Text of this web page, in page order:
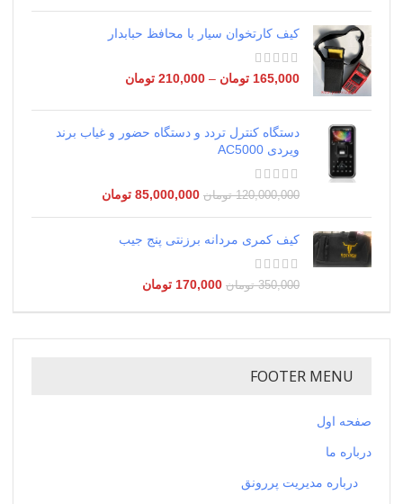
کیف کارتخوان سیار با محافظ حبابدار
165,000 تومان –
210,000 تومان
دستگاه کنترل تردد و دستگاه حضور و غیاب برند
ویردی AC5000
120,000,000 تومان 85,000,000 تومان
کیف کمری مردانه برزنتی پنج جیب
350,000 تومان 170,000 تومان
FOOTER MENU
صفحه اول
درباره ما
درباره مدیریت پررونق